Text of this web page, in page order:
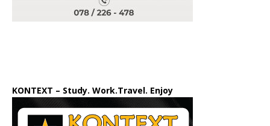
KONTEXT – Study. Work.Travel. Enjoy